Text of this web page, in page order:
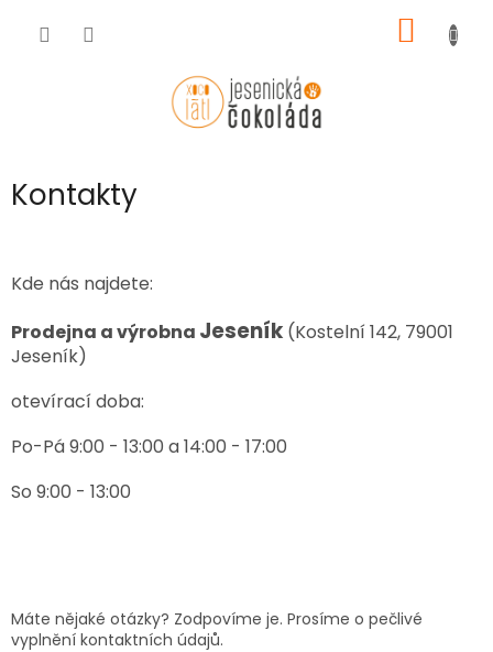
KOŠÍK
Kontakty
Kde nás najdete:
Prodejna a výrobna Jeseník (Kostelní 142, 79001
Jeseník)
otevírací doba:
Po-Pá 9:00 - 13:00 a 14:00 - 17:00
So 9:00 - 13:00
Máte nějaké otázky? Zodpovíme je. Prosíme o pečlivé
vyplnění kontaktních údajů.